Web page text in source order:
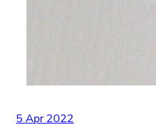
5 Apr 2022